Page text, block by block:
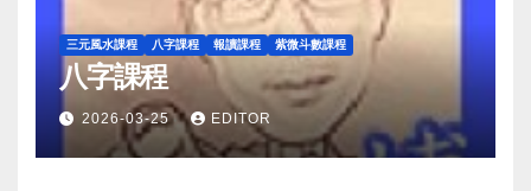
三元風水課程 八字課程 報讀課程 紫微斗數課程
八字課程
2026-03-25 EDITOR